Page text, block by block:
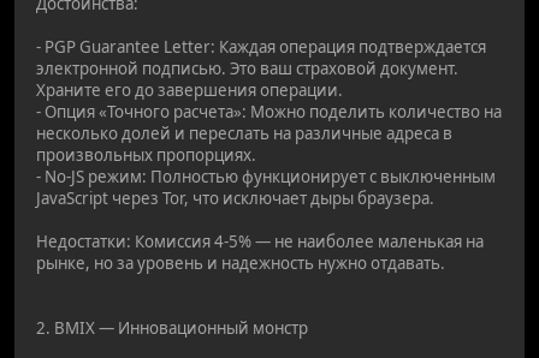
- PGP Guarantee Letter: Каждая операция подтверждается
электронной подписью. Это ваш страховой документ.
Храните его до завершения операции.
- Опция «Точного расчета»: Можно поделить количество на
несколько долей и переслать на различные адреса в
произвольных пропорциях.
- No-JS режим: Полностью функционирует с выключенным
JavaScript через Tor, что исключает дыры браузера.
Недостатки: Комиссия 4-5% — не наиболее маленькая на
рынке, но за уровень и надежность нужно отдавать.
2. BMIX — Инновационный монстр